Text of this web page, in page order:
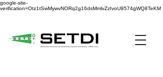
google-site-
verification=Otz1tSwMywvNORq2g16dsMmlvZzIvoU9574gWQ8TeKM